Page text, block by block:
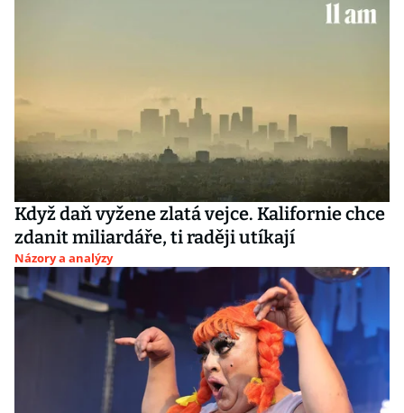
Když daň vyžene zlatá vejce. Kalifornie chce
zdanit miliardáře, ti raději utíkají
Názory a analýzy